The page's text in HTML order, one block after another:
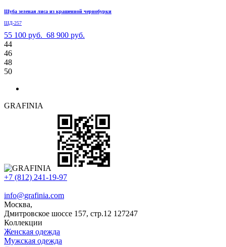
Шуба зеленая лиса из крашенной чернобурки
ШД-257
55 100 руб. 68 900 руб.
44
46
48
50
GRAFINIA
+7 (812) 241-19-97
info@grafinia.com
Москва,
Дмитровское шоссе 157, стр.12 127247
Коллекции
Женская одежда
Мужская одежда